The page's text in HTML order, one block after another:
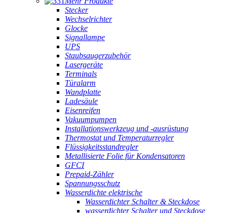
Stecker
Wechselrichter
Glocke
Signallampe
UPS
Staubsaugerzubehör
Lasergeräte
Terminals
Türalarm
Wandplatte
Ladesäule
Eisenreifen
Vakuumpumpen
Installationswerkzeug und -ausrüstung
Thermostat und Temperaturregler
Flüssigkeitsstandregler
Metallisierte Folie für Kondensatoren
GFCI
Prepaid-Zähler
Spannungsschutz
Wasserdichte elektrische
Wasserdichter Schalter & Steckdose
wasserdichter Schalter und Steckdose